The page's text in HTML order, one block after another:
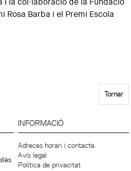
Rosa Barba i el Premi Escola
Tornar
INFORMACIÓ
Adreces horari i contacte.
Avís legal
Política de privacitat